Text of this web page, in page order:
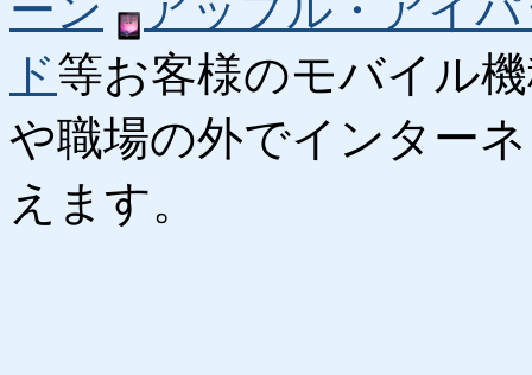
ド等お客様のモバイル
や職場の外でインター
えます。